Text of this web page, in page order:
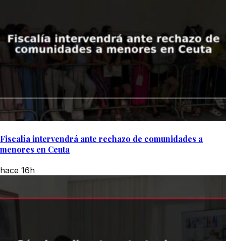
Fiscalía intervendrá ante rechazo de comunidades a
menores en Ceuta
hace 16h